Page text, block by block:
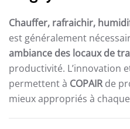
Chauffer, rafraichir,
est généralement
ambiance des locaux de
productivité. L’innovation
permettent à COPAIRde
mieux appropriés à